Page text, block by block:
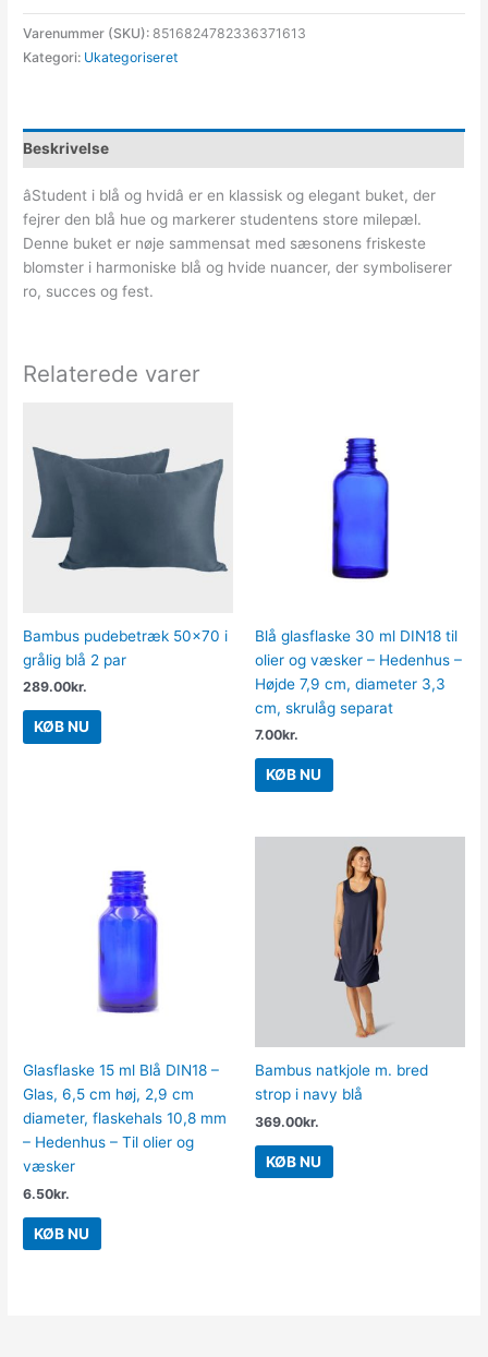
Varenummer (SKU):8516824782336371613
Kategori: Ukategoriseret
Beskrivelse
âStudent i blå og hvidâ er en klassisk og elegant buket, der
fejrer den blå hue og markerer studentens store milepæl.
Denne buket er nøje sammensat med sæsonens friskeste
blomster i harmoniske blå og hvide nuancer, der symboliserer
ro, succes og fest.
Relaterede varer
Bambus pudebetræk 50×70 i
grålig blå 2 par
289.00kr.
KØB NU
Blå glasflaske 30 ml DIN18 til
olier og væsker – Hedenhus –
Højde 7,9 cm, diameter 3,3
cm, skrulåg separat
7.00kr.
KØB NU
Glasflaske 15 ml Blå DIN18 –
Glas, 6,5 cm høj, 2,9 cm
diameter, flaskehals 10,8 mm
– Hedenhus – Til olier og
væsker
6.50kr.
KØB NU
Bambus natkjole m. bred
strop i navy blå
369.00kr.
KØB NU